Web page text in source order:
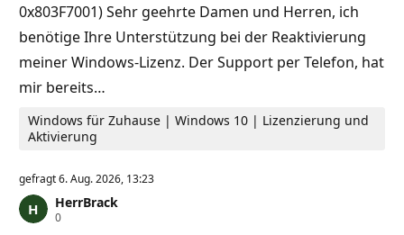
n
k
t
e
0x803F7001) Sehr geehrte Damen und Herren, ich
benötige Ihre Unterstützung bei der Reaktivierung
meiner Windows-Lizenz. Der Support per Telefon, hat
mir bereits…
Windows für Zuhause | Windows 10 | Lizenzierung und
Aktivierung
gefragt6. Aug. 2026, 13:23
HerrBrack
0Z